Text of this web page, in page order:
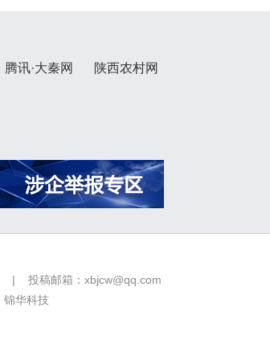
腾讯·大秦网
陕西农村网
| 投稿邮箱：xbjcw@qq.com
锦华科技